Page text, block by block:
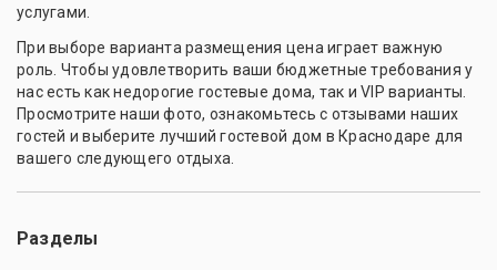
услугами.
При выборе варианта размещения цена играет важную
роль. Чтобы удовлетворить ваши бюджетные требования у
нас есть как недорогие гостевые дома, так и VIP варианты.
Просмотрите наши фото, ознакомьтесь с отзывами наших
гостей и выберите лучший гостевой дом в Краснодаре для
вашего следующего отдыха.
Разделы